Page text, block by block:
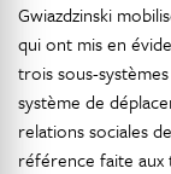
Gwiazdzinski
qui ont mis en
trois sous-
système de
relations sociales
référence faite aux